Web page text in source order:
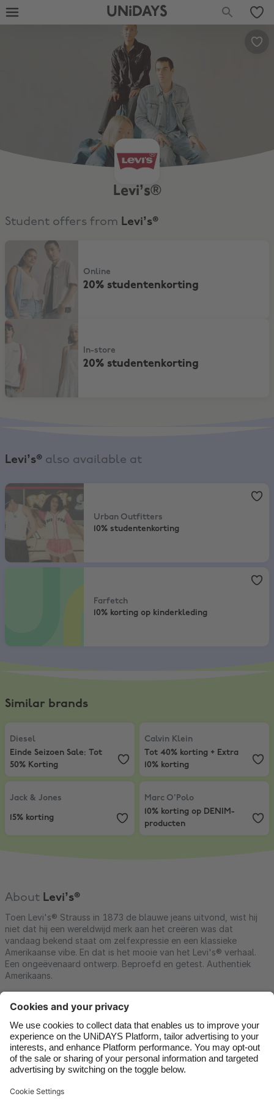
UNiDAYS
Levi’s®
Student offers from Levi’s®
20% studentenkorting
Online
20% studentenkorting
20% studentenkorting
In-store
20% studentenkorting
Levi’s® also available at
Urban Outfitters,10% studentenkorting
Urban Outfitters
10% studentenkorting
Farfetch
10% korting op kinderkleding
Similar brands
Diesel
Einde Seizoen Sale: Tot 50% Korting
Diesel
Einde Seizoen Sale: Tot
50% Korting
Calvin Klein
Tot 40% korting +
Calvin Klein
Tot 40% korting + Extra
10% korting
Jack & Jones
Jack & Jones
15% korting
Marc O'Polo
10% korting op
Marc O'Polo
10% korting op DENIM-
producten
About Levi’s®
Toen Levi's® Strauss in 1873 de blauwe jeans uitvond, wist hij
niet dat hij een wereldwijd merk aan het creëren was dat
vandaag bekend staat om zelfexpressie en een klassieke
Amerikaanse vibe. En dat is het mooie van het Levi's® verhaal.
Een ongeëvenaard ontwerp. Beproefd en getest. Authentiek
Amerikaans.
Contact Corporate Press Careers